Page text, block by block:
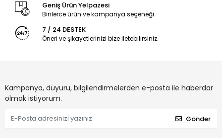
Geniş Ürün Yelpazesi
Binlerce ürün ve kampanya seçeneği
7 / 24 DESTEK
Öneri ve şikayetlerinizi bize iletebilirsiniz.
Kampanya, duyuru, bilgilendirmelerden e-posta ile haberdar
olmak istiyorum.
Gönder